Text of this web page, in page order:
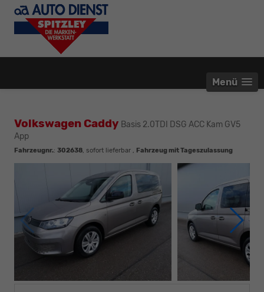
Menü
Volkswagen Caddy Basis 2.0TDI DSG ACC Kam GV5
App
Fahrzeugnr.: 302638, sofort lieferbar , Fahrzeug mit Tageszulassung